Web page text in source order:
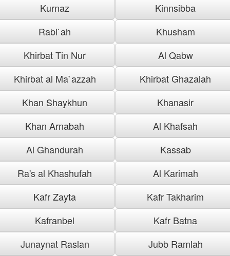
Kurnaz
Kinnsibba
Rabi`ah
Khusham
Khirbat Tin Nur
Al Qabw
Khirbat al Ma`azzah
Khirbat Ghazalah
Khan Shaykhun
Khanasir
Khan Arnabah
Al Khafsah
Al Ghandurah
Kassab
Ra's al Khashufah
Al Karimah
Kafr Zayta
Kafr Takharim
Kafranbel
Kafr Batna
Junaynat Raslan
Jubb Ramlah